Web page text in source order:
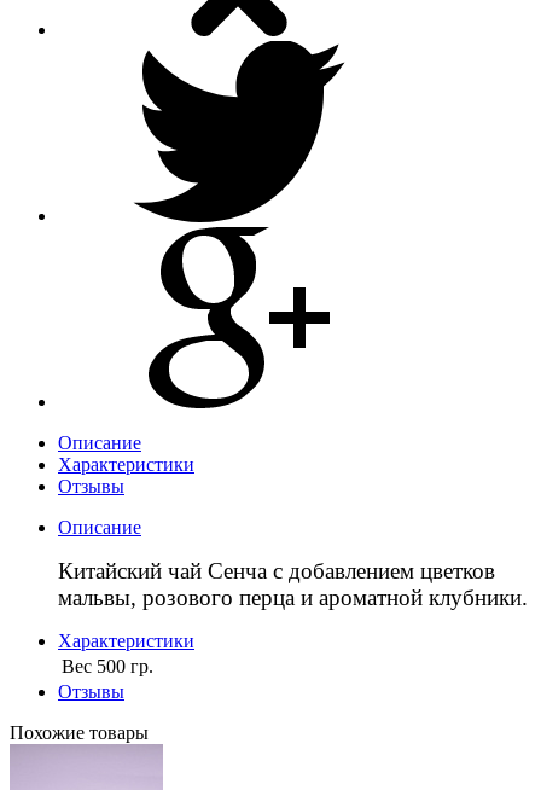
Описание
Характеристики
Отзывы
Описание
Китайский чай Сенча с добавлением цветков
мальвы, розового перца и ароматной клубники.
Характеристики
Вес 500 гр.
Отзывы
Похожие товары